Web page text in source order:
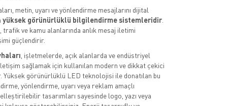
metin, uyarı ve yönlendirme mesajlarını dijital
yüksek görünürlüklü bilgilendirme sistemleridir.
trafik ve kamu alanlarında anlık mesaj iletimi
güçlendirir.
, işletmelerde, açık alanlarda ve endüstriyel
sağlamak için kullanılan modern ve dikkat çekici
Yüksek görünürlüklü LED teknolojisi ile donatılan bu
yönlendirme, uyarı veya reklam amaçlı
tasarımları sayesinde logo, yazı veya